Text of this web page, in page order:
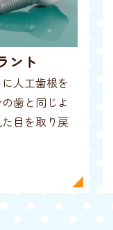
ント
人工歯根を
歯と同じよ
目を取り戻